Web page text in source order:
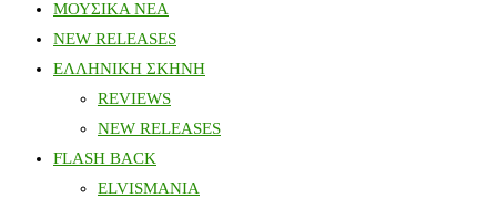
ΜΟΥΣΙΚΑ ΝΕΑ
NEW RELEASES
ΕΛΛΗΝΙΚΗ ΣΚΗΝΗ
REVIEWS
NEW RELEASES
FLASH BACK
ELVISMANIA